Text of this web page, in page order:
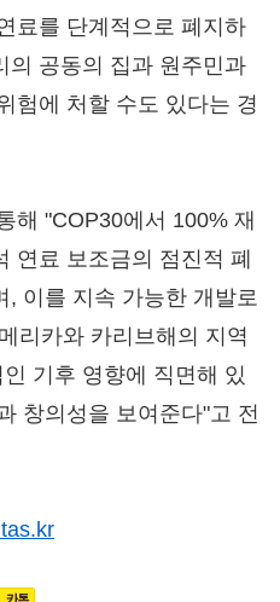
료를 단계적으로 폐지하
의 공동의 집과 원주민과
험에 처할 수도 있다는 경
해 "COP30에서 100% 재
연료 보조금의 점진적 폐
, 이를 지속 가능한 개발로
리카와 카리브해의 지역
기후 영향에 직면해 있
창의성을 보여준다"고 전